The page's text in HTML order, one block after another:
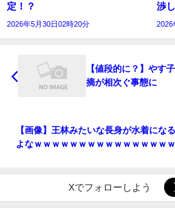
定！？
2026年5月30日02時20分
渉
2026
【値段的に？】やす
摘が相次ぐ事態に
【画像】王林みたいな長身が水着にな
よなｗｗｗｗｗｗｗｗｗｗｗｗｗｗｗ
Xでフォローしよう